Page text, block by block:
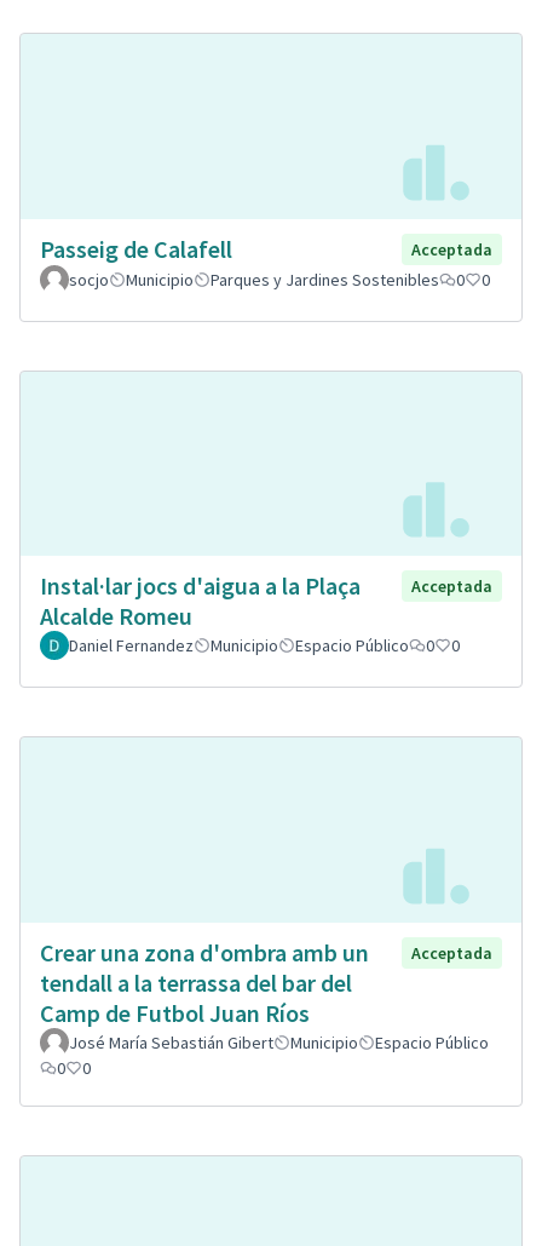
Passeig de Calafell
Acceptada
socjo
Municipio Parques y Jardines Sostenibles 0 0
Instal·lar jocs d'aigua a la Plaça
Alcalde Romeu
Acceptada
Daniel Fernandez Municipio Espacio Público 0 0
Crear una zona d'ombra amb un
tendall a la terrassa del bar del
Camp de Futbol Juan Ríos
Acceptada
José María Sebastián Gibert Municipio
Espacio Público
0
0